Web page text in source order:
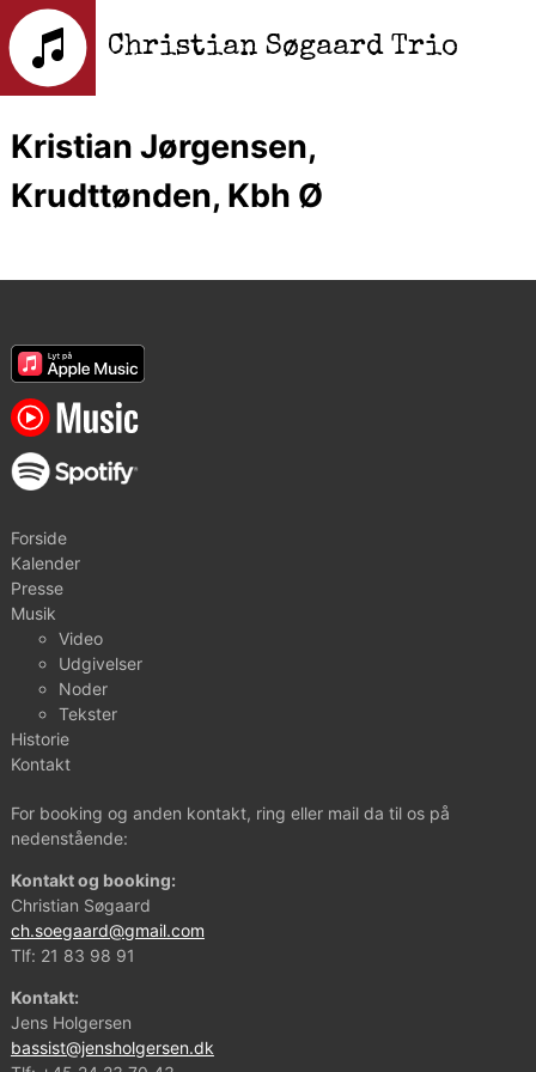
Christian Søgaard Trio
Kristian Jørgensen,
Krudttønden, Kbh Ø
Forside
Kalender
Presse
Musik
Video
Udgivelser
Noder
Tekster
Historie
Kontakt
For booking og anden kontakt, ring eller mail da til os på
nedenstående:
Kontakt og booking:
Christian Søgaard
ch.soegaard@gmail.com
Tlf: 21 83 98 91
Kontakt:
Jens Holgersen
bassist@jensholgersen.dk